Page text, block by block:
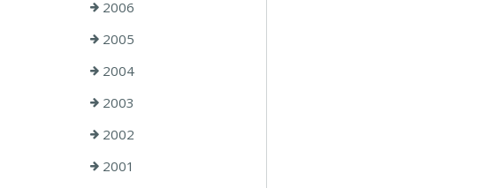
2006
2005
2004
2003
2002
2001